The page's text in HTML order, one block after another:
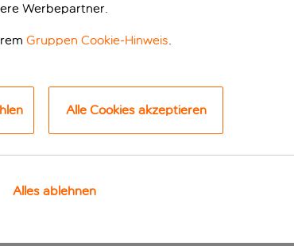
am
Mittelmeer. Hier kannst du im Meer baden,
und zahlreiche Einkaufsmöglichkeiten sind
hervorragende Wahl, wenn du den
Werbepartner.
Gruppen Cookie-Hinweis.
Alle Cookies akzeptieren
Alles ablehnen